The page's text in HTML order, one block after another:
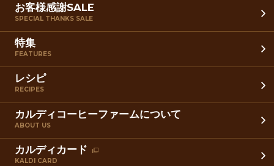
お客様感謝SALE
SPECIAL THANKS SALE
特集
FEATURES
レシピ
RECIPES
カルディコーヒーファームについて
ABOUT US
カルディカード
KALDI CARD